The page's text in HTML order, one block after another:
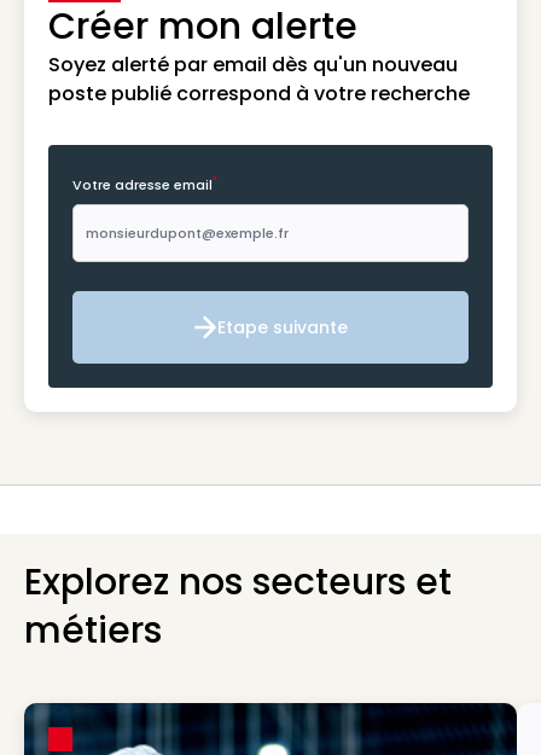
Créer mon alerte
Soyez alerté par email dès qu'un nouveau
poste publié correspond à votre recherche
Votre adresse email*
Etape suivante
Etape suivante
Explorez nos secteurs et
métiers